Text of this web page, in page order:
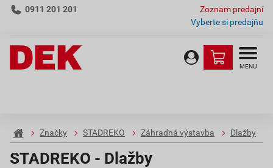
0911 201 201
Zoznam predajní
Vyberte si predajňu
MENU
Značky STADREKO Záhradná výstavba Dlažby
STADREKO - Dlažby